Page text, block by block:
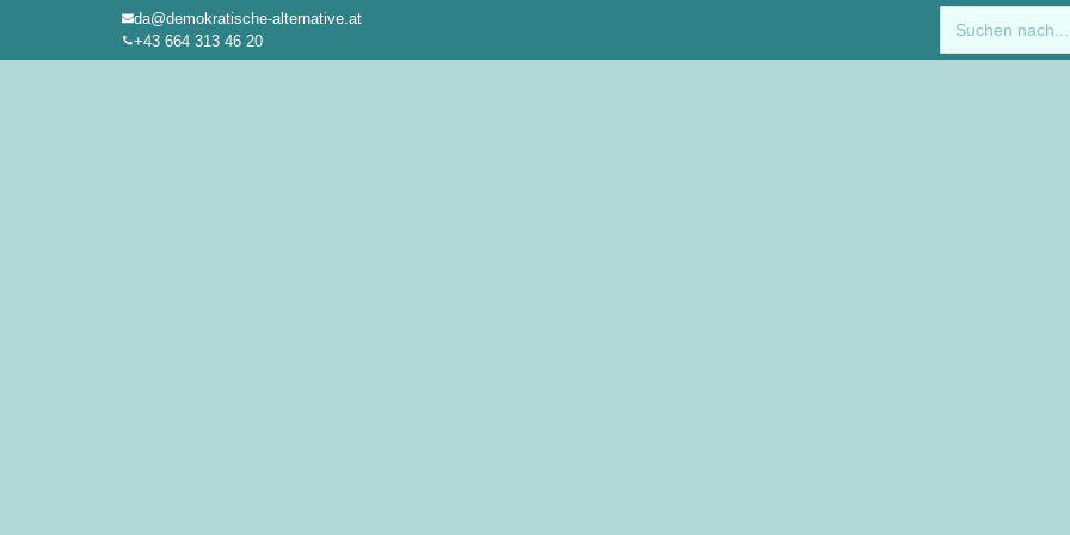
da@demokratische-alternative.at
+43 664 313 46 20